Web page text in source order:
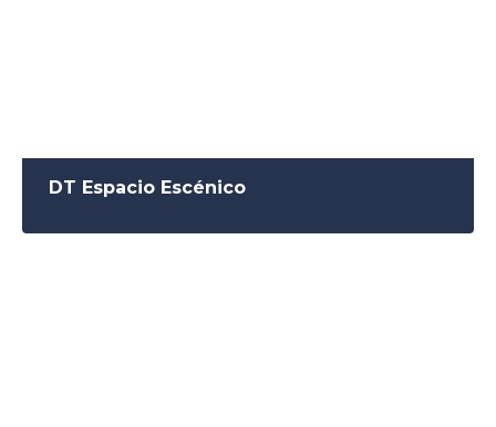
DT Espacio Escénico